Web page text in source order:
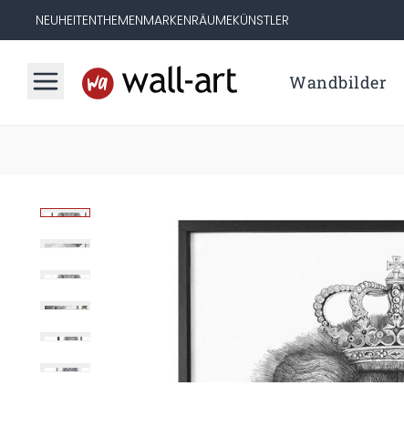
NEUHEITENTHEMENMARKENRÄUMEKÜNSTLER
Wandbilder